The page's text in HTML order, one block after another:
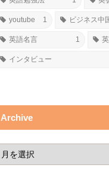
youtube 1 ビジネス中
英語名言 1
インタビュー
Archive